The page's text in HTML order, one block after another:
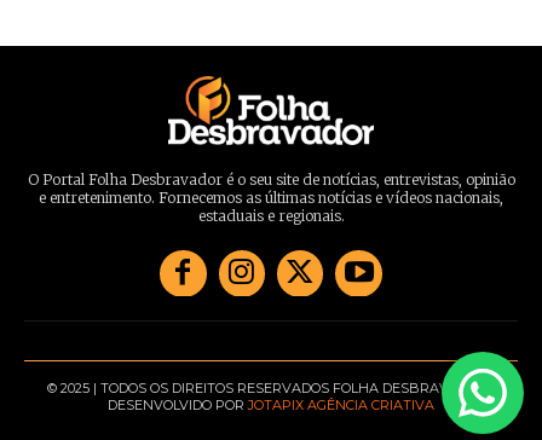
O Portal Folha Desbravador é o seu site de notícias, entrevistas, opinião
e entretenimento. Fornecemos as últimas notícias e vídeos nacionais,
estaduais e regionais.
© 2025 | TODOS OS DIREITOS RESERVADOS FOLHA DESBRAVADOR |
DESENVOLVIDO PORJOTAPIX AGÊNCIA CRIATIVA